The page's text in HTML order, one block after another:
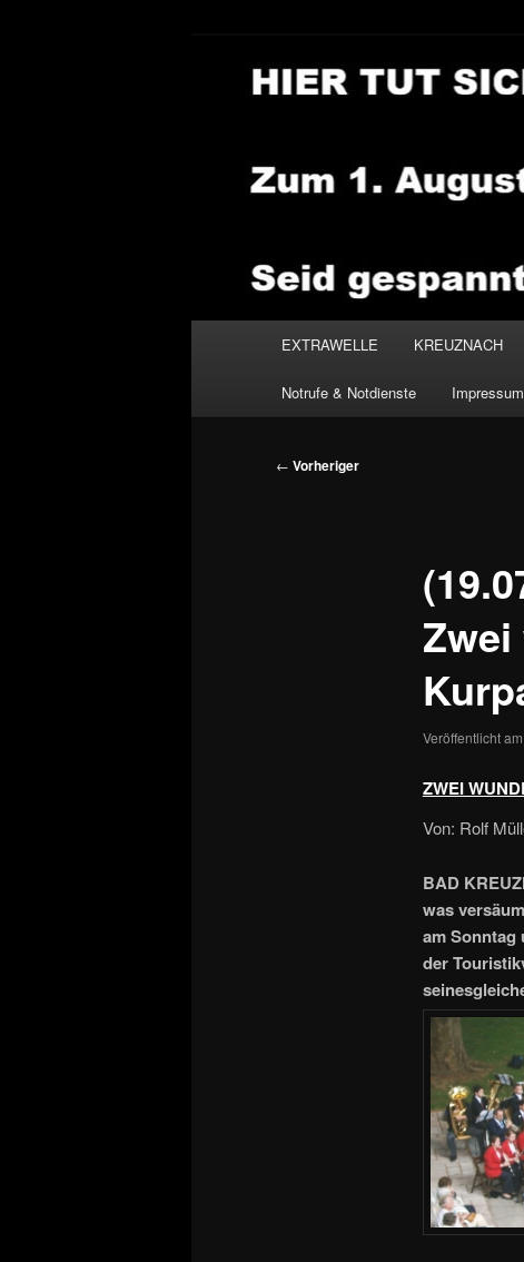
EXTRAWELLE KREUZNACH
Notrufe & Notdienste Impressum
Beitragsnavigation
← Vorheriger
Veröffentlicht am
ZWEI
Von: Rolf
BAD
was
am Sonntag
der